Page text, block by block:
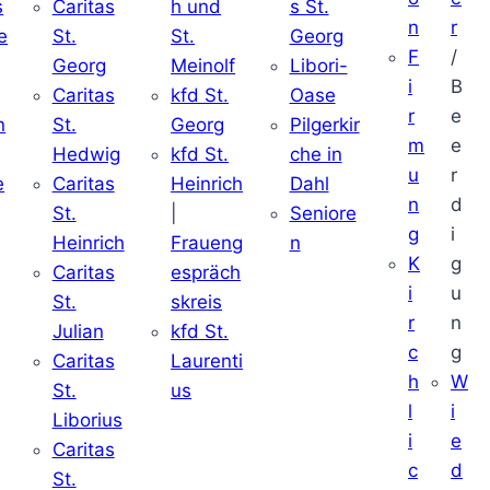
Caritas
St.
Georg
Caritas
St.
Hedwig
Caritas
St.
Heinrich
Caritas
St.
Julian
Caritas
St.
Liborius
Caritas
St.
h und
St.
Meinolf
kfd St.
Georg
kfd St.
Heinrich
Fraueng
espräch
skreis
kfd St.
Laurenti
us
s St.
Georg
Libori-
Oase
Pilgerkir
che in
Dahl
Seniore
n
n
F
i
r
m
u
n
g
K
i
r
c
h
l
i
c
r
/
B
e
e
r
d
i
g
u
n
g
W
i
e
d